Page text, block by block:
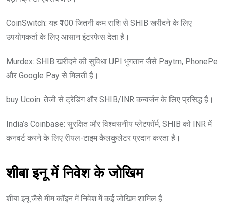
CoinSwitch: यह ₹100 जितनी कम राशि से SHIB खरीदने के लिए
उपयोगकर्ता के लिए आसान इंटरफेस देता है।
Murdex: SHIB खरीदने की सुविधा UPI भुगतान जैसे Paytm, PhonePe
और Google Pay से मिलती है।
buy Ucoin: तेजी से ट्रेडिंग और SHIB/INR कन्वर्जन के लिए प्रसिद्ध है।
India’s Coinbase: सुरक्षित और विश्वसनीय प्लेटफॉर्म, SHIB को INR में
कनवर्ट करने के लिए रीयल-टाइम कैलकुलेटर प्रदान करता है।
शीबा इनू में निवेश के जोखिम
शीबा इनू जैसे मीम कॉइन में निवेश में कई जोखिम शामिल हैं: